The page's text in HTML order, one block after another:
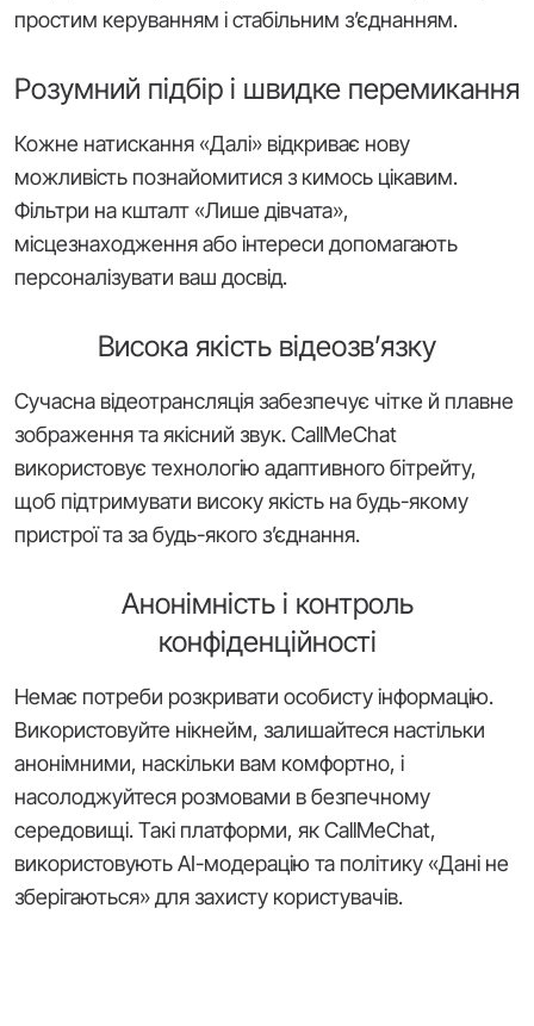
простим керуванням і стабільним з’єднанням.
Розумний підбір і швидке перемикання
Кожне натискання «Далі» відкриває нову
можливість познайомитися з кимось цікавим.
Фільтри на кшталт «Лише дівчата»,
місцезнаходження або інтереси допомагають
персоналізувати ваш досвід.
Висока якість відеозв’язку
Сучасна відеотрансляція забезпечує чітке й плавне
зображення та якісний звук. CallMeChat
використовує технологію адаптивного бітрейту,
щоб підтримувати високу якість на будь-якому
пристрої та за будь-якого з’єднання.
Анонімність і контроль
конфіденційності
Немає потреби розкривати особисту інформацію.
Використовуйте нікнейм, залишайтеся настільки
анонімними, наскільки вам комфортно, і
насолоджуйтеся розмовами в безпечному
середовищі. Такі платформи, як CallMeChat,
використовують AI-модерацію та політику «Дані не
зберігаються» для захисту користувачів.